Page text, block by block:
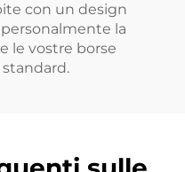
con un design
la
le vostre borse